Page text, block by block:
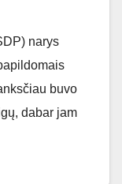
narys
buvo
dabar jam